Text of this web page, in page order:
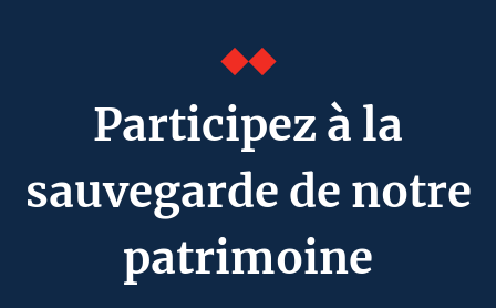
Participez à la
sauvegarde de notre
patrimoine